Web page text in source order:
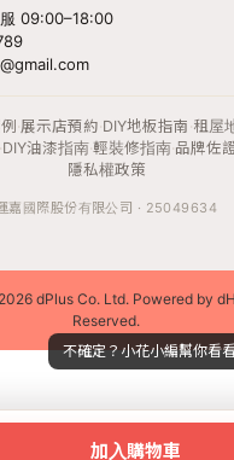
加入購物車
09:00–18:00
·展示店預約·DIY地板指南 ·租屋
·DIY油漆指南·輕裝修指南·品牌佐
隱私權政策
嘉國際股份有限公司 · 25049634
dPlus Co. Ltd. Powered by
Reserved.
不確定？小花小編幫你看